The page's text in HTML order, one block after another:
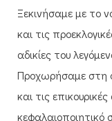
Ξεκινήσαμε με το
και τις
αδικίες του
Προχωρήσαμε στη
και τις
κεφαλαιοποιητικό